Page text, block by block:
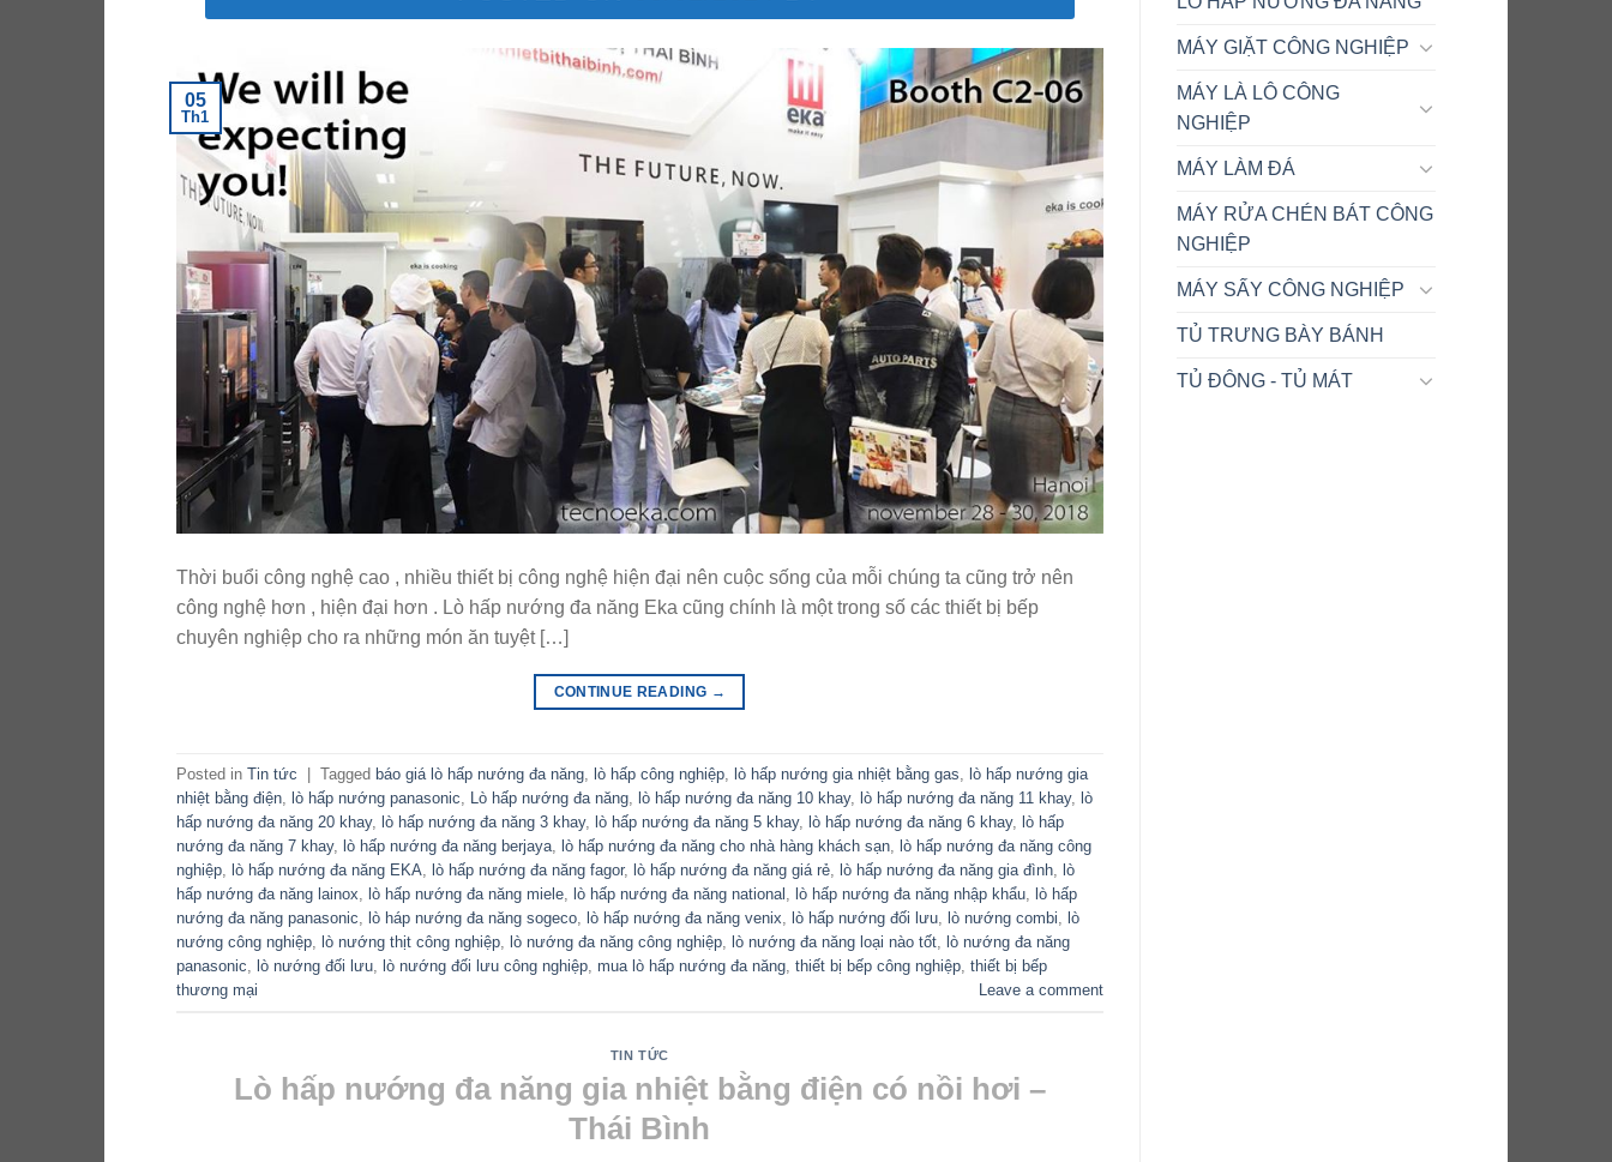
05
Th1
Thời buổi công nghệ cao , nhiều thiết bị công nghệ hiện đại nên cuộc sống của mỗi chúng ta cũng trở nên
công nghệ hơn , hiện đại hơn . Lò hấp nướng đa năng Eka cũng chính là một trong số các thiết bị bếp
chuyên nghiệp cho ra những món ăn tuyệt […]
CONTINUE READING →
Posted in Tin tức | Tagged báo giá lò hấp nướng đa năng lò hấp công nghiệp lò hấp nướng gia nhiệt bằng gas lò hấp nướng gia
nhiệt bằng điện lò hấp nướng panasonic Lò hấp nướng đa năng lò hấp nướng đa năng 10 khay, lò hấp nướng đa năng 11 khay, lò
hấp nướng đa năng 20 khay, lò hấp nướng đa năng 3 khay, lò hấp nướng đa năng 5 khay, lò hấp nướng đa năng 6 khay, lò hấp
nướng đa năng 7 khay, lò hấp nướng đa năng berjaya lò hấp nướng đa năng cho nhà hàng khách sạn lò hấp nướng đa năng công
nghiệp lò hấp nướng đa năng EKA lò hấp nướng đa năng fagor, lò hấp nướng đa năng giá rẻ lò hấp nướng đa năng gia đình lò
hấp nướng đa năng lainox lò hấp nướng đa năng miele lò hấp nướng đa năng national lò hấp nướng đa năng nhập khẩu lò hấp
nướng đa năng panasonic lò háp nướng đa năng sogeco lò hấp nướng đa năng venix lò hấp nướng đối lưu lò nướng combi lò
nướng công nghiệp lò nướng thịt công nghiệp lò nướng đa năng công nghiệp lò nướng đa năng loại nào tốt lò nướng đa năng
panasonic lò nướng đối lưu lò nướng đối lưu công nghiệp mua lò hấp nướng đa năng thiết bị bếp công nghiệp thiết bị bếp
thương mại
Leave a comment
TIN TỨC
Lò hấp nướng đa năng gia nhiệt bằng điện có nồi hơi –
Thái Bình
MÁY GIẶT CÔNG NGHIỆP
MÁY LÀ LÔ CÔNG
NGHIỆP
MÁY LÀM ĐÁ
MÁY RỬA CHÉN BÁT CÔNG
NGHIỆP
MÁY SẤY CÔNG NGHIỆP
TỦ TRƯNG BÀY BÁNH
TỦ ĐÔNG - TỦ MÁT